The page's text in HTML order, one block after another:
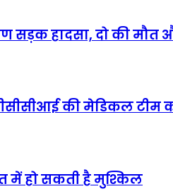
सड़क हादसा, दो की मौत
की मेडिकल टीम
में हो सकती है मुश्किल